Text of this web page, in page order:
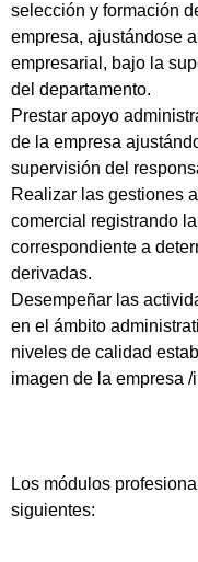
selección y formación
empresa, ajustándose
empresarial, bajo la
del departamento.
Prestar apoyo
de la empresa
supervisión del
Realizar las gestiones
comercial registrando
correspondiente a
derivadas.
Desempeñar las
en el ámbito
niveles de calidad
imagen de la empresa
Los módulos
siguientes: